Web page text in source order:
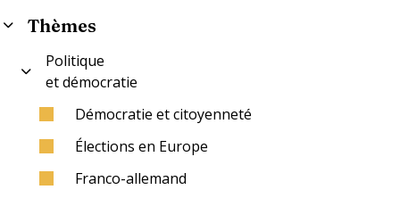
Thèmes
Politique
et démocratie
Démocratie et citoyenneté
Élections en Europe
Franco-allemand